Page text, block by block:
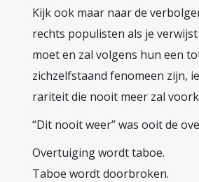
Kijk ook maar naar de
rechts populisten als je
moet en zal volgens hun een
zichzelfstaand fenomeen zijn,
rariteit die nooit meer zal
“Dit nooit weer” was ooit de
Overtuiging wordt taboe.
Taboe wordt doorbroken.